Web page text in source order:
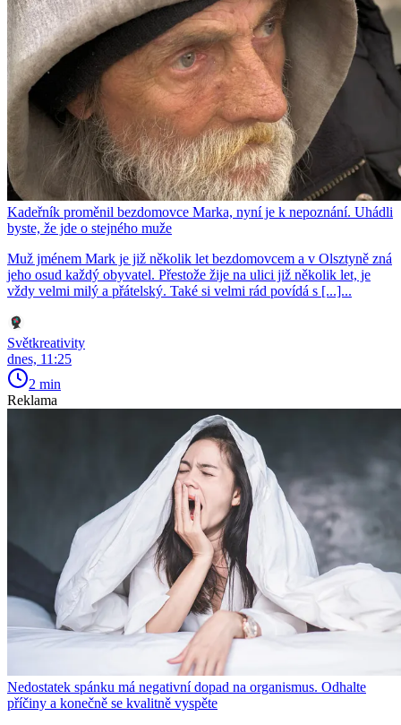
Kadeřník proměnil bezdomovce Marka, nyní je k nepoznání. Uhádli
byste, že jde o stejného muže
Muž jménem Mark je již několik let bezdomovcem a v Olsztyně zná
jeho osud každý obyvatel. Přestože žije na ulici již několik let, je
vždy velmi milý a přátelský. Také si velmi rád povídá s [...]...
Světkreativity
dnes, 11:25
2 min
Reklama
Nedostatek spánku má negativní dopad na organismus. Odhalte
příčiny a konečně se kvalitně vyspěte